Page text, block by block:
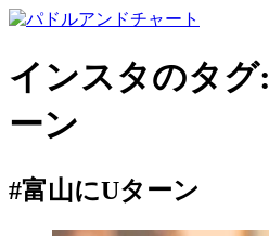
インスタのタグ:
ーン
#富山にUターン